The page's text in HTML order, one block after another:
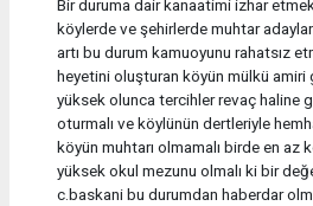
Bir duruma dair kanaatimi izhar
köylerde ve şehirlerde muhtar
artı bu durum kamuoyunu rahatsız
heyetini oluşturan köyün mülkü amiri
yüksek olunca tercihler revaç haline
oturmalı ve köylünün dertleriyle
köyün muhtarı olmamalı birde en az
yüksek okul mezunu olmalı ki bir
c.baskani bu durumdan haberdar